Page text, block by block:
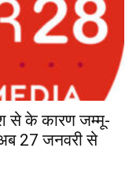
से के कारण जम्मू-
27 जनवरी से